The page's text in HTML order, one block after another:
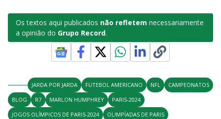
Os textos aqui publicados não refletem necessariamente
a opinião do Grupo Record.
JARDA POR JARDA FUTEBOL AMERICANO NFL
CAMPEONATOS
BLOG
R7 MARLON HUMPHREY
PARIS-2024
JOGOS OLÍMPICOS DE PARIS-2024
OLIMPÍADAS DE PARIS